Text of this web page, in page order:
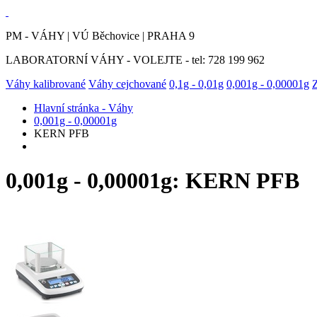
PM - VÁHY | VÚ Běchovice | PRAHA 9
LABORATORNÍ VÁHY - VOLEJTE - tel: 728 199 962
Váhy kalibrované Váhy cejchované 0,1g - 0,01g 0,001g - 0,00001g
Hlavní stránka - Váhy
0,001g - 0,00001g
KERN PFB
0,001g - 0,00001g: KERN PFB